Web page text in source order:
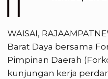
WAISAI,
Barat Daya bersama
Pimpinan Daerah
kunjungan kerja